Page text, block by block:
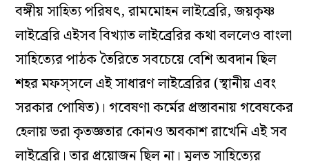
বঙ্গীয় সাহিত্য পরিষৎ, রামমোহন লাইব্রেরি, জয়কৃষ্ণ
লাইব্রেরি এইসব বিখ্যাত লাইব্রেরির কথা বললেও বাংলা
সাহিত্যের পাঠক তৈরিতে সবচেয়ে বেশি অবদান ছিল
শহর মফস্‌সলে এই সাধারণ লাইব্রেরির (স্থানীয় এবং
সরকার পোষিত)। গবেষণা কর্মের প্রস্তাবনায় গবেষকের
হেলায় ভরা কৃতজ্ঞতার কোনও অবকাশ রাখেনি এই সব
লাইব্রেরি। তার প্রয়োজন ছিল না। মূলত সাহিত্যের